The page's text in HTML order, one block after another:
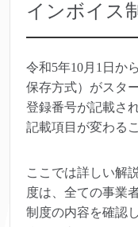
インボイス
令和5年10月1日か
保存方式）がスタ
登録番号が記載さ
記載項目が変わる
ここでは詳しい解
度は、全ての事業
制度の内容を確認